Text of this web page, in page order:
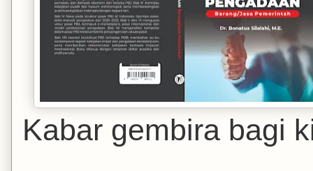
Kabar gembira bagi